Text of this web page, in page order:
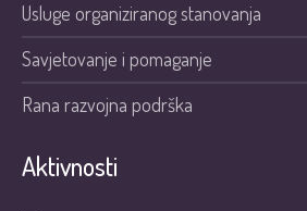
Usluge organiziranog stanovanja
Savjetovanje i pomaganje
Rana razvojna podrška
Aktivnosti